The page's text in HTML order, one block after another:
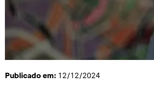
Publicado em: 12/12/2024